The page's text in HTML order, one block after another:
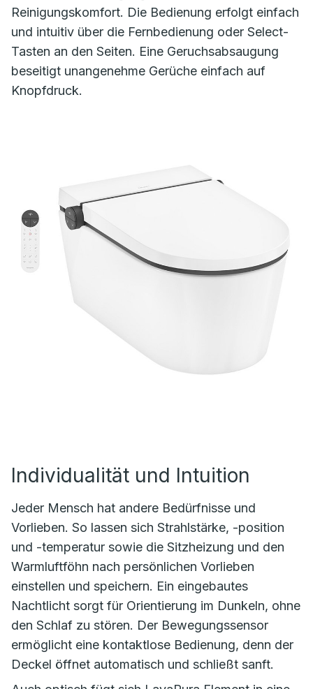
Reinigungskomfort. Die Bedienung erfolgt einfach
und intuitiv über die Fernbedienung oder Select-
Tasten an den Seiten. Eine Geruchsabsaugung
beseitigt unangenehme Gerüche einfach auf
Knopfdruck.
Individualität und Intuition
Jeder Mensch hat andere Bedürfnisse und
Vorlieben. So lassen sich Strahlstärke, -position
und -temperatur sowie die Sitzheizung und den
Warmluftföhn nach persönlichen Vorlieben
einstellen und speichern. Ein eingebautes
Nachtlicht sorgt für Orientierung im Dunkeln, ohne
den Schlaf zu stören. Der Bewegungssensor
ermöglicht eine kontaktlose Bedienung, denn der
Deckel öffnet automatisch und schließt sanft.